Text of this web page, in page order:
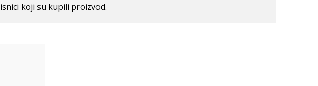
koji su kupili proizvod.